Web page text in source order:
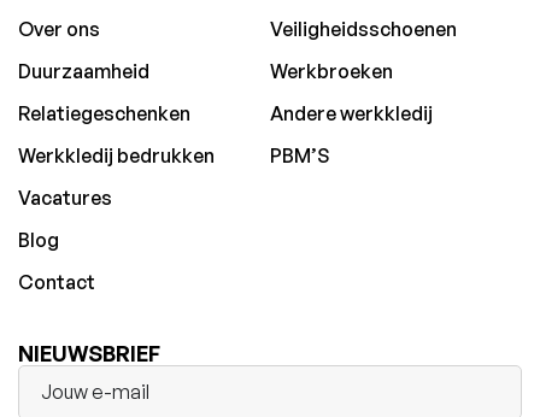
Over ons
Duurzaamheid
Relatiegeschenken
Werkkledij bedrukken
Vacatures
Blog
Contact
Veiligheidsschoenen
Werkbroeken
Andere werkkledij
PBM’S
NIEUWSBRIEF